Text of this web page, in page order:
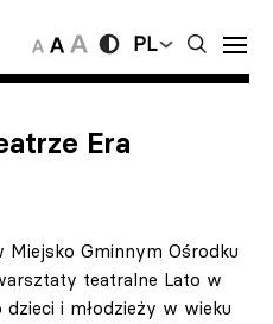
PL
Era
Miejsko Gminnym Ośrodku
teatralne Lato w
i młodzieży w wieku